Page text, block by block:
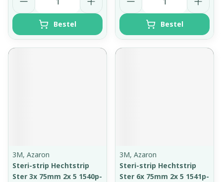
Bestel Bestel
3M, Azaron
Steri-strip Hechtstrip
Ster 3x 75mm 2x 5 1540p-
3M, Azaron
Steri-strip Hechtstrip
Ster 6x 75mm 2x 5 1541p-